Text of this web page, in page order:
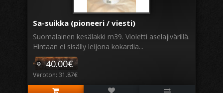
Sa-suikka (pioneeri / viesti)
Suomalainen kesälakki m39. Violetti aselajivärillä.
Hintaan ei sisälly leijona kokardia...
40.00€
Veroton: 31.87€